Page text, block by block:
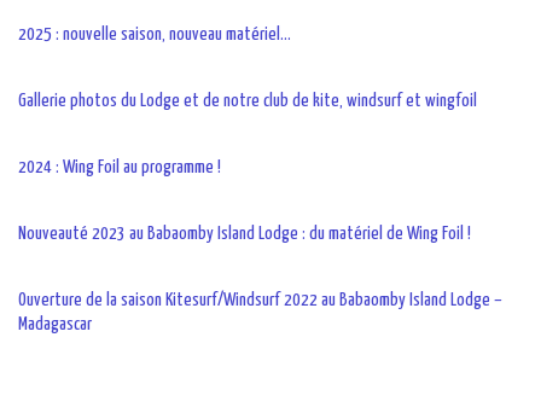
2025 : nouvelle saison, nouveau matériel…
Gallerie photos du Lodge et de notre club de kite, windsurf et wingfoil
2024 : Wing Foil au programme !
Nouveauté 2023 au Babaomby Island Lodge : du matériel de Wing Foil !
Ouverture de la saison Kitesurf/Windsurf 2022 au Babaomby Island Lodge –
Madagascar